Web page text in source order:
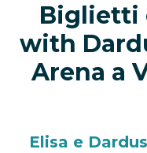
Biglietti
with
Arena a
Elisa e